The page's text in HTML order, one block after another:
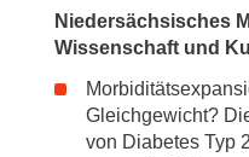
Niedersächsisches
Wissenschaft und
Gleichgewicht?
von Diabetes Typ